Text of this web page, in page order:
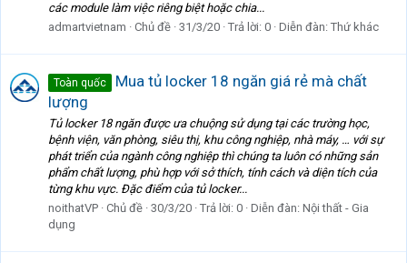
các module làm việc riêng biệt hoặc chia...
admartvietnam
Chủ đề 31/3/20 Trả lời: 0 Diễn đàn: Thứ khác
Toàn quốc
Mua tủ locker 18 ngăn giá rẻ mà chất
lượng
Tủ locker 18 ngăn được ưa chuộng sử dụng tại các trường học,
bệnh viện, văn phòng, siêu thị, khu công nghiệp, nhà máy, … với sự
phát triển của ngành công nghiệp thì chúng ta luôn có những sản
phẩm chất lượng, phù hợp với sở thích, tính cách và diện tích của
từng khu vực. Đặc điểm của tủ locker...
noithatVP Chủ đề 30/3/20 Trả lời: 0 Diễn đàn: Nội thất - Gia
dụng